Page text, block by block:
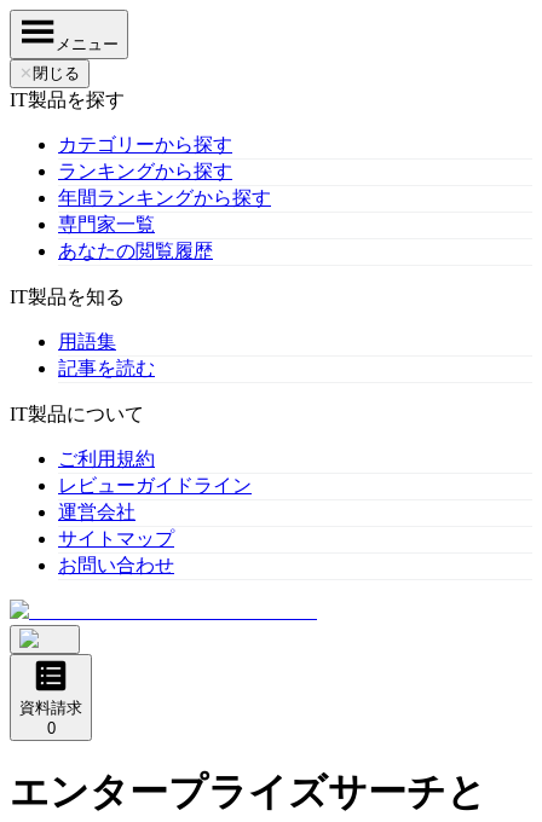
メニュー
✕ 閉じる
IT製品を探す
カテゴリーから探す
ランキングから探す
年間ランキングから探す
専門家一覧
あなたの閲覧履歴
IT製品を知る
用語集
記事を読む
IT製品について
ご利用規約
レビューガイドライン
運営会社
サイトマップ
お問い合わせ
資料請求
0
エンタープライズサーチと